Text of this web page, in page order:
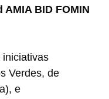
BID FOMIN
iniciativas
Verdes, de
e